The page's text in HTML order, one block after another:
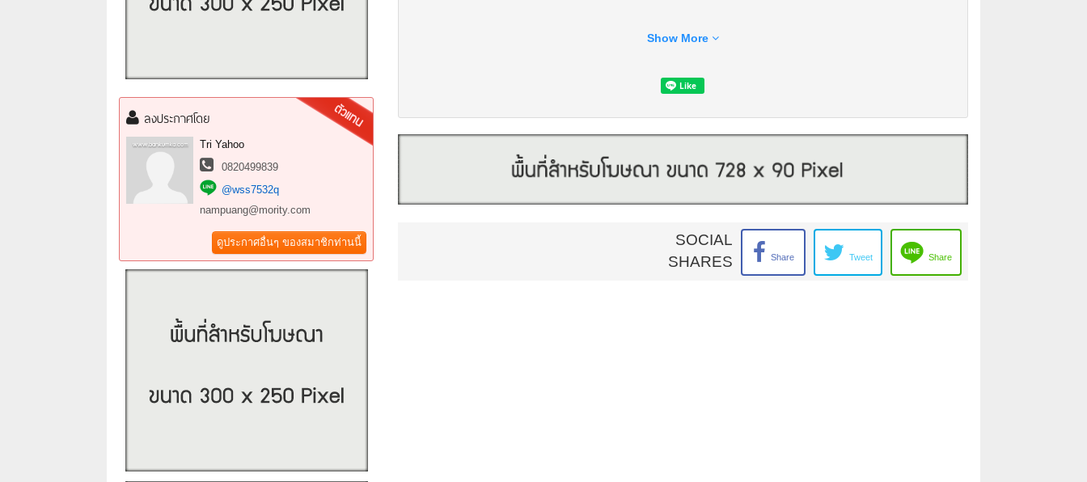
~~~~~~~~~~~~~~~~~~~~~~~~~~~~~~~~~~~~
พิกัดที่ดิน : https://maps.app.goo.gl/uTthcKGJdDcJFJMQ8
Show More
SOCIAL
SHARES
Share Tweet Share
ลงประกาศโดย
Tri Yahoo
0820499839
@wss7532q
nampuang@mority.com
ดูประกาศอื่นๆ ของสมาชิกท่านนี้